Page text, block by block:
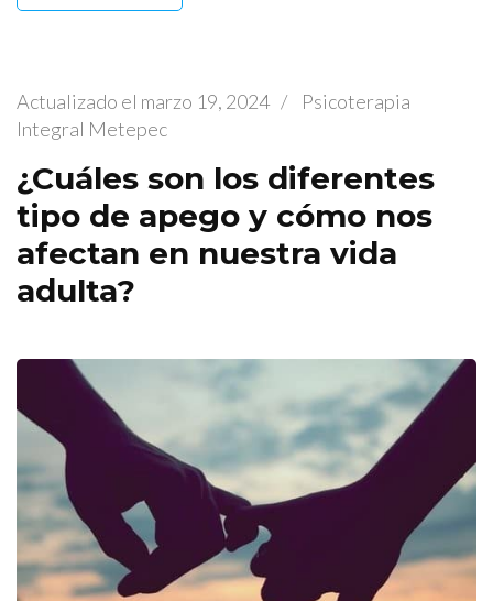
Actualizado el marzo 19, 2024 /
Psicoterapia
Integral Metepec
¿Cuáles son los diferentes
tipo de apego y cómo nos
afectan en nuestra vida
adulta?